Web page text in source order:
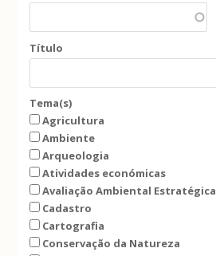
Título
Tema(s)
Agricultura
Ambiente
Arqueologia
Atividades económicas
Avaliação Ambiental Estratégica
Cadastro
Cartografia
Conservação da Natureza